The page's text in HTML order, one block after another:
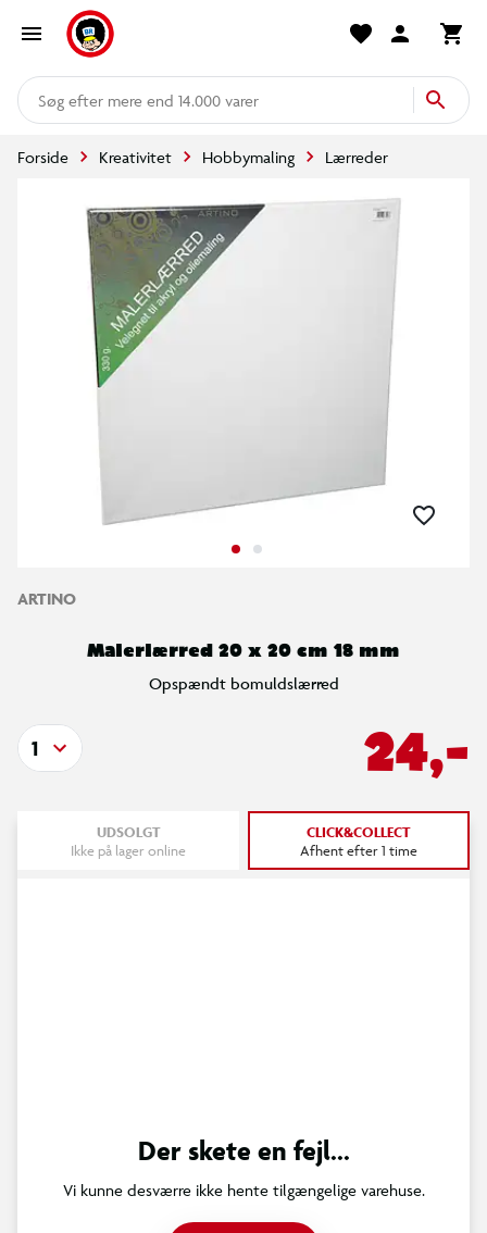
mere end 14.000 varer
Forside Kreativitet Hobbymaling Lærreder
ARTINO
Malerlærred 20 x 20 cm 18 mm
Opspændt bomuldslærred
24,-
1
UDSOLGT
Ikke på lager online
CLICK&COLLECT
Afhent efter 1 time
Der skete en fejl...
Vi kunne desværre ikke hente tilgængelige varehuse.